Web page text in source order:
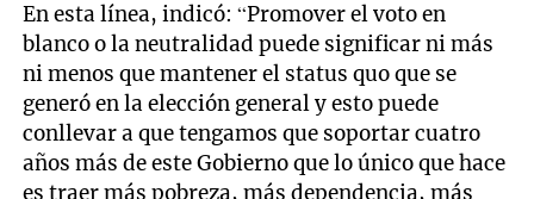
En esta línea, indicó: “Promover el voto en
blanco o la neutralidad puede significar ni más
ni menos que mantener el status quo que se
generó en la elección general y esto puede
conllevar a que tengamos que soportar cuatro
años más de este Gobierno que lo único que hace
es traer más pobreza, más dependencia, más